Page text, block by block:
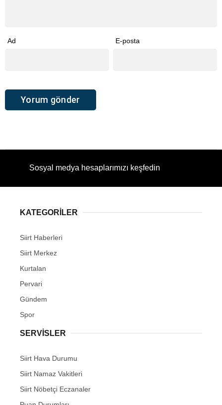
Ad E-posta
Sosyal medya hesaplarımızı keşfedin
KATEGORİLER
Siirt Haberleri
Siirt Merkez
Kurtalan
Pervari
Gündem
Spor
SERVİSLER
Siirt Hava Durumu
Siirt Namaz Vakitleri
Siirt Nöbetçi Eczanaler